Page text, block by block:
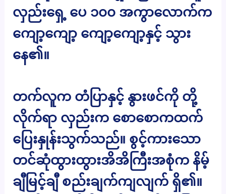
လှည်းရှေ့ ပေ ၁၀၀ အကွာလောက်က
ကျော့ကျော့ ကျော့ကျော့နှင့် သွား
နေ၏။
တက်လူက တံပြာနှင့် နွားဖင်ကို တို့
လိုက်ရာ လှည်းက စောစောကထက်
ပြေးနှုန်းသွက်သည်။ စွင့်ကားသော
တင်ဆုံထွားထွားအိအိကြီးအစုံက နိမ့်
ချီမြင့်ချီ စည်းချက်ကျလျက် ရှိ၏။